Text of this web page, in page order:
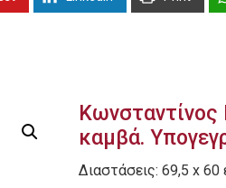
Κωνσταντίνος
καμβά.
Διαστάσεις: 69,5 x 60